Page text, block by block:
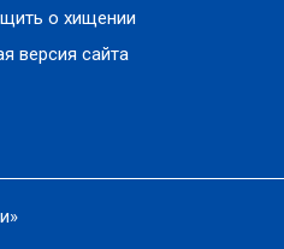
о хищении
версия сайта